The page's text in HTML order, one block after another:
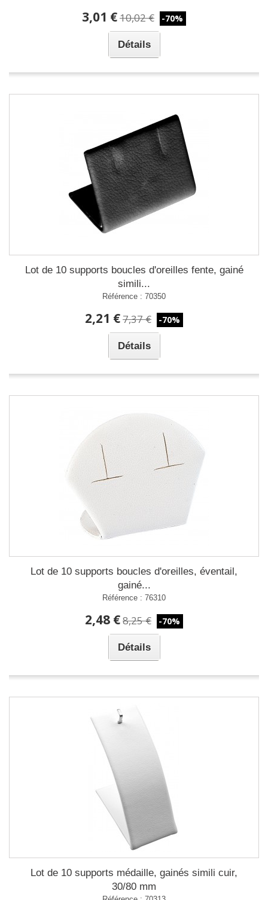
3,01 €10,02 € -70%
Détails
Lot de 10 supports boucles d'oreilles fente, gainé
simili...
Référence : 70350
2,21 €7,37 € -70%
Détails
Lot de 10 supports boucles d'oreilles, éventail,
gainé...
Référence : 76310
2,48 €8,25 € -70%
Détails
Lot de 10 supports médaille, gainés simili cuir,
30/80 mm